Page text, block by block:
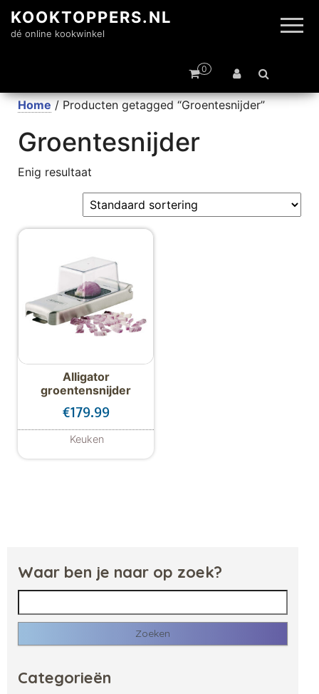
KOOKTOPPERS.NL
dé online kookwinkel
0
Home / Producten getagged “Groentesnijder”
Groentesnijder
Enig resultaat
Alligator
groentensnijder
€179.99
Keuken
Waar ben je naar op zoek?
Zoeken naar:
Categorieën